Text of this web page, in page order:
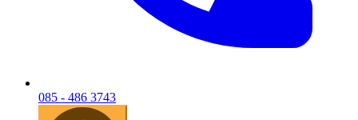
085 - 486 3743